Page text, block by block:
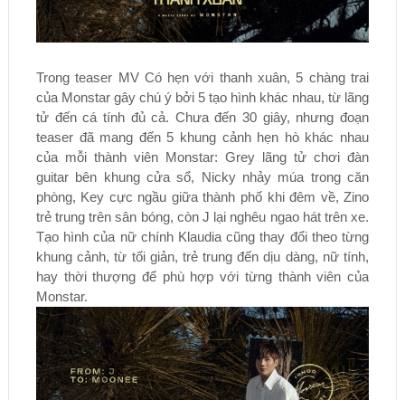
Trong teaser MV Có hẹn với thanh xuân, 5 chàng trai
của Monstar gây chú ý bởi 5 tạo hình khác nhau, từ lãng
tử đến cá tính đủ cả. Chưa đến 30 giây, nhưng đoạn
teaser đã mang đến 5 khung cảnh hẹn hò khác nhau
của mỗi thành viên Monstar: Grey lãng tử chơi đàn
guitar bên khung cửa sổ, Nicky nhảy múa trong căn
phòng, Key cực ngầu giữa thành phố khi đêm về, Zino
trẻ trung trên sân bóng, còn J lại nghêu ngao hát trên xe.
Tạo hình của nữ chính Klaudia cũng thay đổi theo từng
khung cảnh, từ tối giản, trẻ trung đến dịu dàng, nữ tính,
hay thời thượng để phù hợp với từng thành viên của
Monstar.